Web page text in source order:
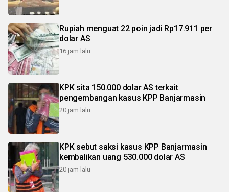
Rupiah menguat 22 poin jadi Rp17.911 per
dolar AS
16 jam lalu
KPK sita 150.000 dolar AS terkait
pengembangan kasus KPP Banjarmasin
20 jam lalu
KPK sebut saksi kasus KPP Banjarmasin
kembalikan uang 530.000 dolar AS
20 jam lalu